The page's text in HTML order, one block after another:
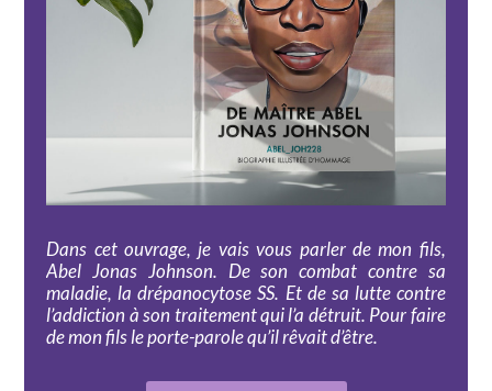
Dans cet ouvrage, je vais vous parler de mon fils,
Abel Jonas Johnson. De son combat contre sa
maladie, la drépanocytose SS. Et de sa lutte contre
l’addiction à son traitement qui l’a détruit. Pour faire
de mon fils le porte-parole qu’il rêvait d’être.